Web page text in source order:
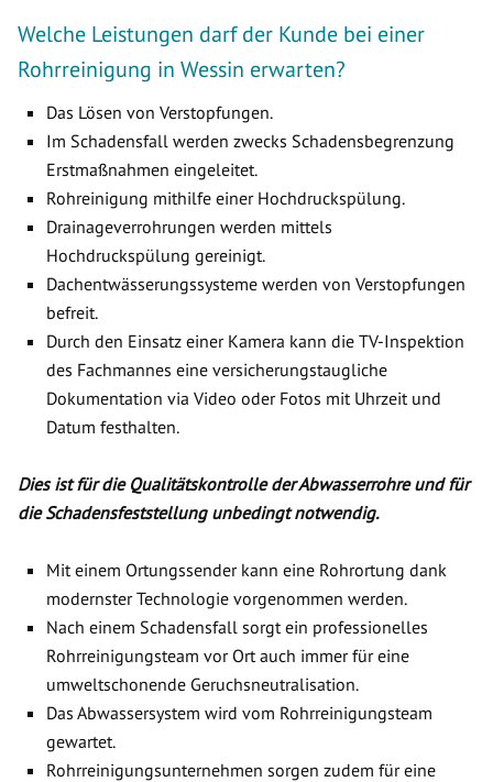
Welche Leistungen darf der Kunde bei einer
Rohrreinigung in Wessin erwarten?
Das Lösen von Verstopfungen.
Im Schadensfall werden zwecks Schadensbegrenzung
Erstmaßnahmen eingeleitet.
Rohreinigung mithilfe einer Hochdruckspülung.
Drainageverrohrungen werden mittels
Hochdruckspülung gereinigt.
Dachentwässerungssysteme werden von Verstopfungen
befreit.
Durch den Einsatz einer Kamera kann die TV-Inspektion
des Fachmannes eine versicherungstaugliche
Dokumentation via Video oder Fotos mit Uhrzeit und
Datum festhalten.
Dies ist für die Qualitätskontrolle der Abwasserrohre und für
die Schadensfeststellung unbedingt notwendig.
Mit einem Ortungssender kann eine Rohrortung dank
modernster Technologie vorgenommen werden.
Nach einem Schadensfall sorgt ein professionelles
Rohrreinigungsteam vor Ort auch immer für eine
umweltschonende Geruchsneutralisation.
Das Abwassersystem wird vom Rohrreinigungsteam
gewartet.
Rohrreinigungsunternehmen sorgen zudem für eine